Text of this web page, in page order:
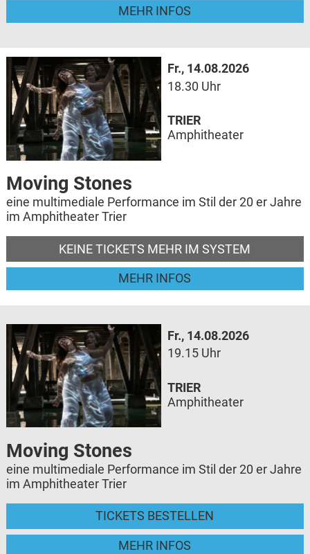
MEHR INFOS
Fr., 14.08.2026
18.30 Uhr
Moving Stones
eine multimediale Performance im Stil der 20 er Jahre
im Amphitheater Trier
KEINE TICKETS MEHR IM SYSTEM
MEHR INFOS
TRIER
Amphitheater
Fr., 14.08.2026
19.15 Uhr
Moving Stones
eine multimediale Performance im Stil der 20 er Jahre
im Amphitheater Trier
TICKETS BESTELLEN
MEHR INFOS
TRIER
Amphitheater